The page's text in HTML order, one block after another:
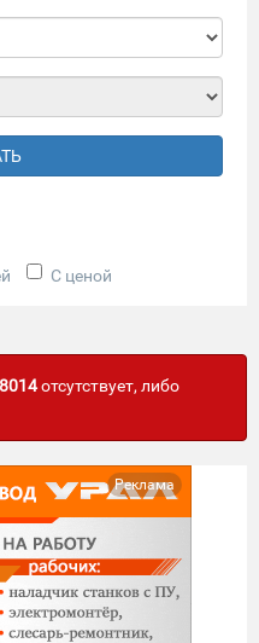
С ценой
отсутствует, либо
Реклама